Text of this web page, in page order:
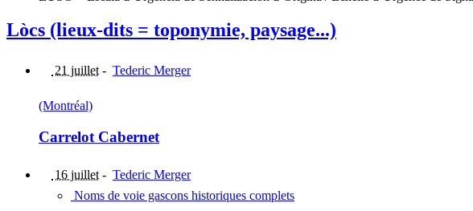
Lòcs (lieux-dits = toponymie, paysage...)
21 juillet - Tederic Merger
(Montréal)
Carrelot Cabernet
16 juillet - Tederic Merger
Noms de voie gascons historiques complets